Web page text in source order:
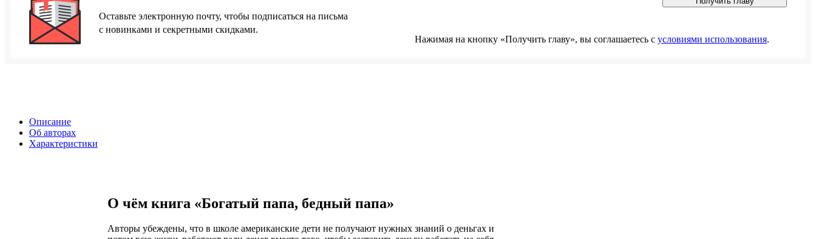
Описание
Об авторах
Характеристики
О чём книга «Богатый папа, бедный папа»
Авторы убеждены, что в школе американские дети не получают нужных знаний о деньгах и
Оставьте электронную почту, чтобы подписаться на письма
с новинками и секретными скидками.
Нажимая на кнопку «Получить главу», вы соглашаетесь с условиями использования.